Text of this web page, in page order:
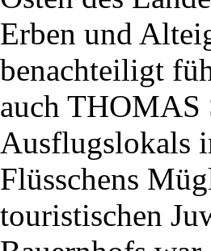
Erben und
benachteiligt
auch THOMAS
Ausflugslokals
Flüsschens
touristischen